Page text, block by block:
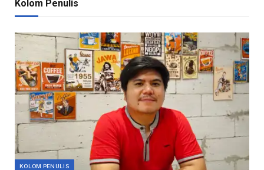
Kolom Penulis
KOLOM PENULIS